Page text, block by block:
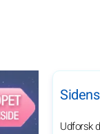
Udforsk